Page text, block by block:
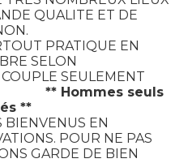
QUALITE ET DE
PRATIQUE EN
SELON
COUPLE SEULEMENT
** Hommes seuls
**
BIENVENUS EN
POUR NE PAS
GARDE DE BIEN